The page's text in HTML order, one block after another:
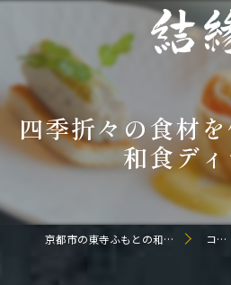
四季折々の食材
和食デ
京都市の東寺ふもとの和食なら日本料理 結縁 コラム